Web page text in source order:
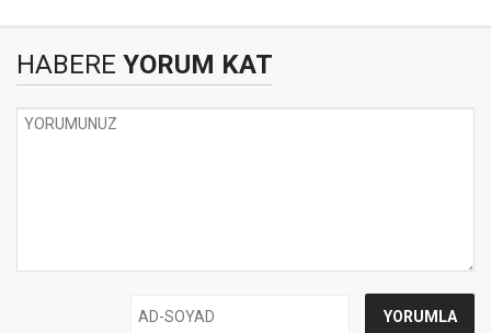
HABERE YORUM KAT